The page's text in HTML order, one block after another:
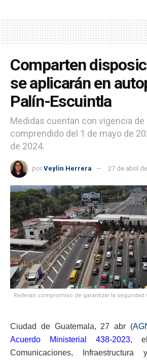
Comparten
se aplicarán en
Palín-Escuintla
Medidas cuentan con vigencia de
comprendido del 1 de mayo de
de 2024.
por Veylin Herrera 27 de abril
Reiteran compromiso de garantizar la seguridad
Ciudad de Guatemala, 27 abr (
Acuerdo Ministerial 438-2023, el
Comunicaciones, Infraestructura